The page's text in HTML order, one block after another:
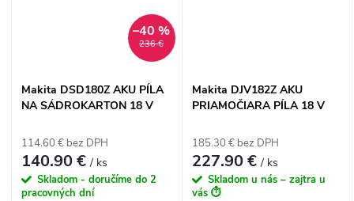
hlavou.
236 €
–40 %
Makita DSD180Z AKU PÍLA
NA SÁDROKARTON 18 V
114.60 € bez DPH
140.90 €/ ks
Skladom - doručíme do 2
pracovných dní
Makita DJV182Z AKU
PRIAMOČIARA PÍLA 18 V
185.30 € bez DPH
227.90 €/ ks
Skladom u nás – zajtra u
vás ⏱️